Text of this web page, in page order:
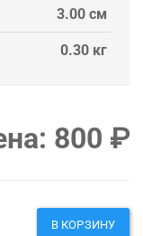
3.00 см
0.30 кг
800 ₽
В КОРЗИНУ